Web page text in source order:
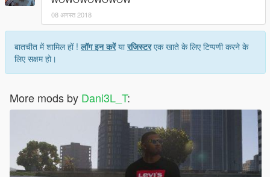
08 अगस्त 2018
बातचीत में शामिल हों !लॉग इन करेंयारजिस्टरएक खाते के लिए टिप्पणी करने के
लिए सक्षम हो।
More mods by Dani3L_T: